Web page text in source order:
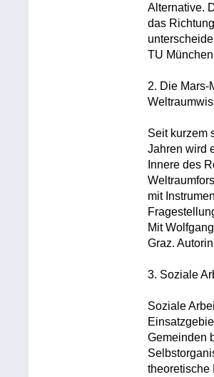
Alternative.
das
TU
2. Die Mars-
Seit kurzem
Jahren wird
Innere des
mit
Mit
Graz.
3. Soziale
Soziale
Gemeinden
theoretische